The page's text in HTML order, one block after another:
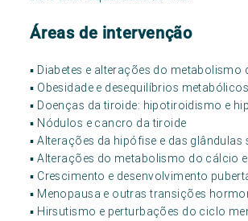
Áreas de intervenção
▪ Diabetes e alterações do metabolismo
▪ Obesidade e desequilíbrios metabólicos
▪ Doenças da tiroide: hipotiroidismo e
▪ Nódulos e cancro da tiroide
▪ Alterações da hipófise e das glândulas
▪ Alterações do metabolismo do cálcio
▪ Crescimento e desenvolvimento
▪ Menopausa e outras transições
▪ Hirsutismo e perturbações do ciclo